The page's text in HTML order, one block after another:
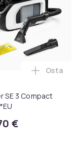
AE 2, AE 2i, AE
grillikoreja -
SE 3 Compact
€
Lisää
Osta